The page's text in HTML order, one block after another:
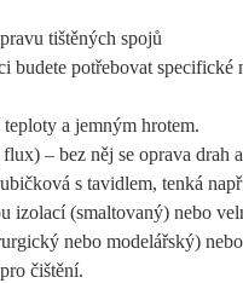
tištěných spojů
budete potřebovat specifické
a jemným hrotem.
– bez něj se oprava drah
s tavidlem, tenká
izolací (smaltovaný) nebo
nebo modelářský)
čištění.